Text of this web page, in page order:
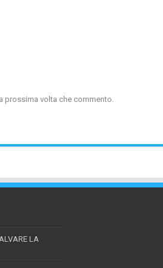
prossima volta che commento.
LA